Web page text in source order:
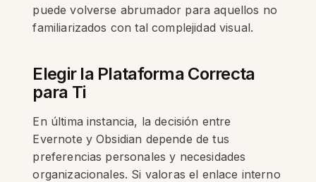
puede volverse abrumador para aquellos no
familiarizados con tal complejidad visual.
Elegir la Plataforma Correcta
para Ti
En última instancia, la decisión entre
Evernote y Obsidian depende de tus
preferencias personales y necesidades
organizacionales. Si valoras el enlace interno